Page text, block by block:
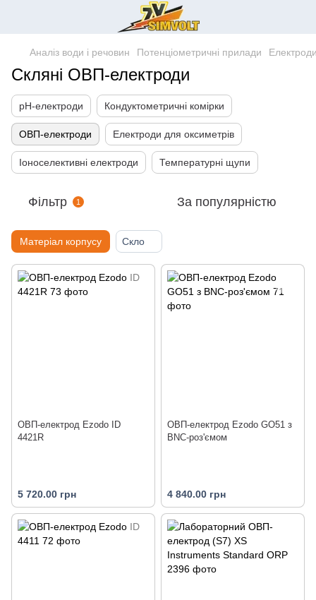
Аналіз води і речовин Потенціометричні прилади
Скляні ОВП-електроди
pH-електроди Кондуктометричні комірки
ОВП-електроди Електроди для оксиметрів
Іоноселективні електроди Температурні щупи
Фільтр 1 За популярністю
Матеріал корпусу Скло
ОВП-електрод Ezodo ID
4421R
5 720.00 грн
ОВП-електрод Ezodo GO51 з
BNC-роз'ємом
4 840.00 грн